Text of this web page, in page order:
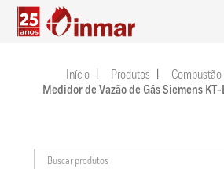
Início Produtos
Medidor de Vazão de Gás Siemens